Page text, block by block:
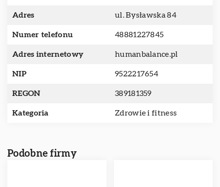
Adres ul. Bysławska 84
Numer telefonu 48881227845
Adres internetowy humanbalance.pl
NIP 9522217654
REGON 389181359
Kategoria Zdrowie i fitness
Podobne firmy